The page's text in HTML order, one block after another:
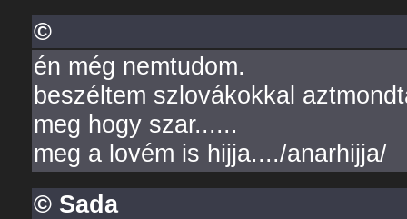
©
én még nemtudom.
beszéltem szlovákokkal
meg hogy szar......
meg a lovém is hijja..../anarhijja/
© Sada